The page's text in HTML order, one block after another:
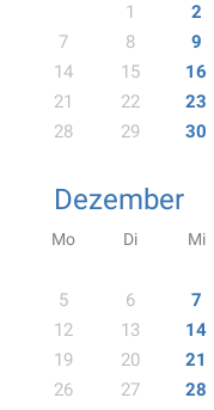
1 2
7
8 9
14
15 16
21
22 23
28
29 30
Dezember
Mo Di Mi
5
6 7
12
13 14
19
20 21
26
27 28